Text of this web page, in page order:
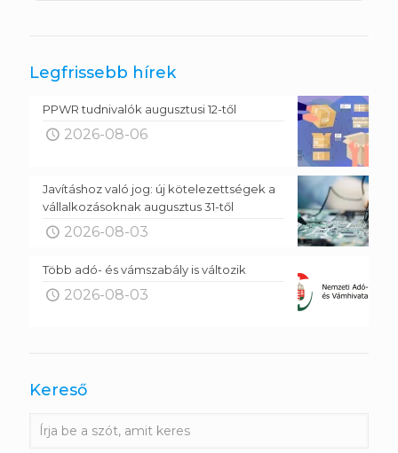
Legfrissebb hírek
PPWR tudnivalók augusztusi 12-től
2026-08-06
Javításhoz való jog: új kötelezettségek a
vállalkozásoknak augusztus 31-től
2026-08-03
Több adó- és vámszabály is változik
2026-08-03
Kereső